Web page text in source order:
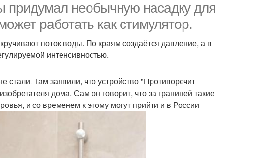
придумал необычную насадку для
работать как стимулятор.
поток воды. По краям создаётся давление, а в
интенсивностью.
стали. Там заявили, что устройство "Противоречит
дома. Сам он говорит, что за границей такие
и со временем к этому могут прийти и в России